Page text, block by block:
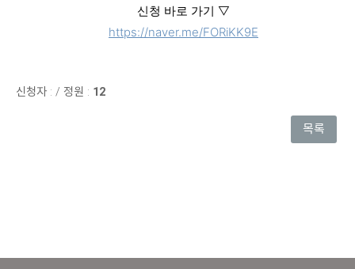
신청 바로 가기 ▽
https://naver.me/FORiKK9E
신청자 : / 정원 : 12
목록